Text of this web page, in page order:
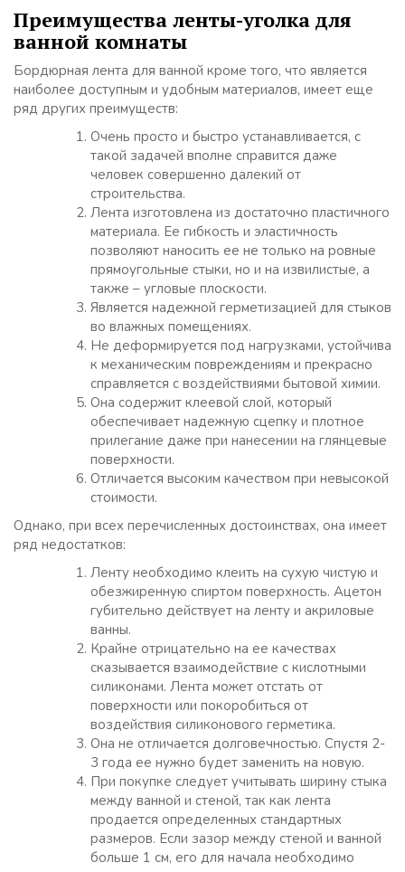
Преимущества ленты-уголка для
ванной комнаты
Бордюрная лента для ванной кроме того, что является
наиболее доступным и удобным материалов, имеет еще
ряд других преимуществ:
Очень просто и быстро устанавливается, с
такой задачей вполне справится даже
человек совершенно далекий от
строительства.
Лента изготовлена из достаточно пластичного
материала. Ее гибкость и эластичность
позволяют наносить ее не только на ровные
прямоугольные стыки, но и на извилистые, а
также – угловые плоскости.
Является надежной герметизацией для стыков
во влажных помещениях.
Не деформируется под нагрузками, устойчива
к механическим повреждениям и прекрасно
справляется с воздействиями бытовой химии.
Она содержит клеевой слой, который
обеспечивает надежную сцепку и плотное
прилегание даже при нанесении на глянцевые
поверхности.
Отличается высоким качеством при невысокой
стоимости.
Однако, при всех перечисленных достоинствах, она имеет
ряд недостатков:
Ленту необходимо клеить на сухую чистую и
обезжиренную спиртом поверхность. Ацетон
губительно действует на ленту и акриловые
ванны.
Крайне отрицательно на ее качествах
сказывается взаимодействие с кислотными
силиконами. Лента может отстать от
поверхности или покоробиться от
воздействия силиконового герметика.
Она не отличается долговечностью. Спустя 2-
3 года ее нужно будет заменить на новую.
При покупке следует учитывать ширину стыка
между ванной и стеной, так как лента
продается определенных стандартных
размеров. Если зазор между стеной и ванной
больше 1 см, его для начала необходимо